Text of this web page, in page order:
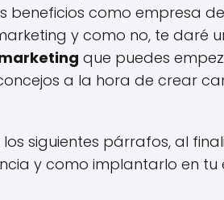
beneficios como empresa
y como no, te daré
que puedes
a la hora de crear
siguientes párrafos, al
y como implantarlo en tu